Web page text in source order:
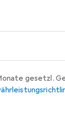
gesetzl.